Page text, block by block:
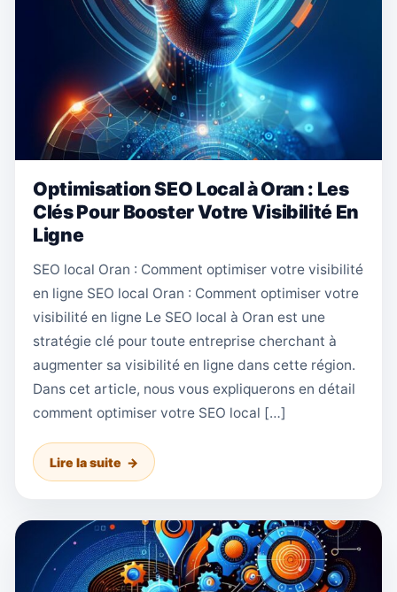
Optimisation SEO Local à Oran : Les
Clés Pour Booster Votre Visibilité En
Ligne
SEO local Oran : Comment optimiser votre visibilité
en ligne SEO local Oran : Comment optimiser votre
visibilité en ligne Le SEO local à Oran est une
stratégie clé pour toute entreprise cherchant à
augmenter sa visibilité en ligne dans cette région.
Dans cet article, nous vous expliquerons en détail
comment optimiser votre SEO local […]
Lire la suite